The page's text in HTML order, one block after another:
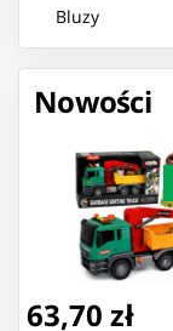
Bluzy
Nowości
63,70 zł